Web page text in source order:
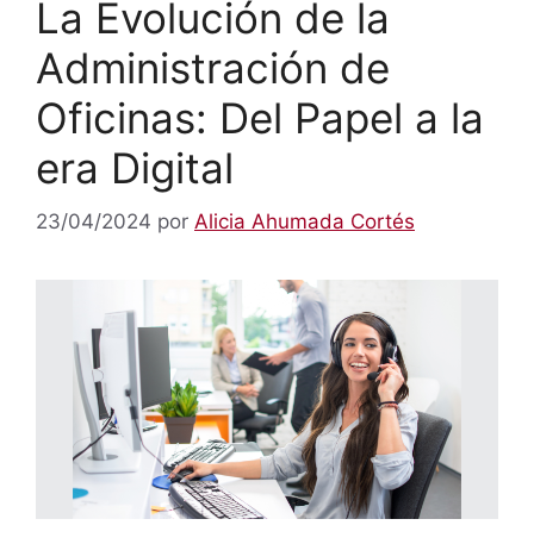
La Evolución de la
Administración de
Oficinas: Del Papel a la
era Digital
23/04/2024 por Alicia Ahumada Cortés